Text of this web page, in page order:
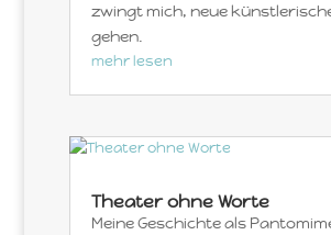
zwingt mich, neue
gehen.
mehr lesen
Theater ohne Worte
Meine Geschichte als